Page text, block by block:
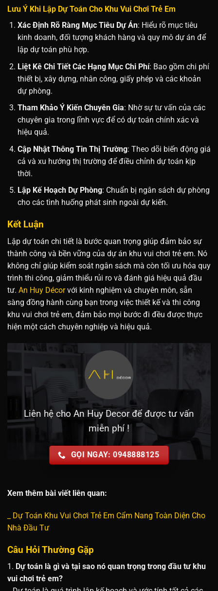
Lưu Ý Khi Lập Dự Toán Cho Khu Vui Chơi Trẻ Em
Xác Định Rõ Ràng Mục Tiêu Dự Án: Hiểu rõ mục tiêu
kinh doanh, đối tượng khách hàng và quy mô dự án để
lập dự toán phù hợp.
Liệt Kê Chi Tiết Các Hạng Mục Chi Phí: Bao gồm chi phí
thiết bị, xây dựng, nhân công, giấy phép và các khoản
dự phòng.
Tham Khảo Ý Kiến Chuyên Gia: Nhờ sự tư vấn của các
chuyên gia trong lĩnh vực để có dự toán chính xác và
hiệu quả.
Cập Nhật Thông Tin Thị Trường: Theo dõi biến động giá
cả và xu hướng thị trường để điều chỉnh dự toán kịp
thời.
Lập Kế Hoạch Dự Phòng: Chuẩn bị ngân sách dự phòng
cho các tình huống phát sinh ngoài dự kiến.
Kết Luận
Lập dự toán chi tiết là bước quan trọng giúp đảm bảo sự
thành công và bền vững của dự án khu vui chơi trẻ em. Nó
không chỉ giúp kiểm soát ngân sách mà còn tối ưu hóa quy
trình thi công, giảm thiểu rủi ro và đánh giá hiệu quả đầu
tư. An Huy Décorvới kinh nghiệm và chuyên môn, sẵn
sàng đồng hành cùng bạn trong việc thiết kế và thi công
khu vui chơi trẻ em, đảm bảo mọi bước đi đều được thực
hiện một cách chuyên nghiệp và hiệu quả.
Liên hệ cho An Huy Decor để được tư vấn
miễn phí !
GỌI NGAY: 0948888125
Xem thêm bài viết liên quan:
Dự Toán Khu Vui Chơi Trẻ Em Cẩm Nang Toàn Diện Cho
Nhà Đầu Tư
Câu Hỏi Thường Gặp
1. Dự toán là gì và tại sao nó quan trọng trong đầu tư khu
vui chơi trẻ em?